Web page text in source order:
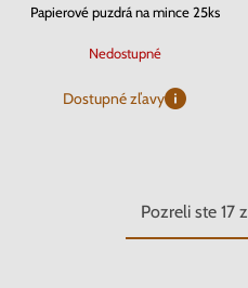
Papierové puzdrá na mince 25ks
Nedostupné
Dostupné zľavy
Pozreli ste 17z